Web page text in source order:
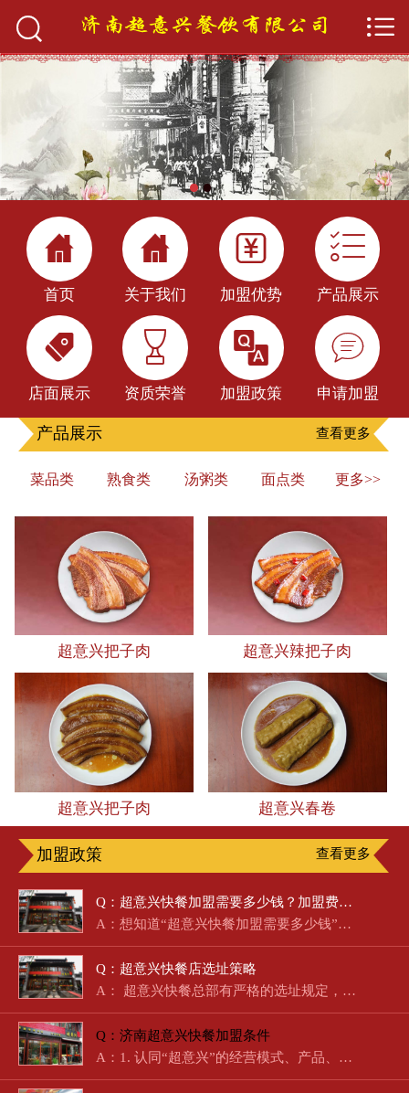
 首页
关于我们
产品展示
加盟优势
加盟政策
新闻中心
餐饮百科
申请加盟



首页

关于我们

加盟优势

产品展示

店面展示

资质荣誉

加盟政策

申请加盟
产品展示 查看更多
菜品类 熟食类 汤粥类 面点类 更多>>
超意兴把子肉 超意兴辣把子肉
超意兴把子肉 超意兴春卷
加盟政策 查看更多
Q：超意兴快餐加盟需要多少钱？加盟费明细及盈利分析
A：想知道“超意兴快餐加盟需要多少钱”？作为济南本土起步的国…
Q：超意兴快餐店选址策略
A： 超意兴快餐总部有严格的选址规定，总部…
Q：济南超意兴快餐加盟条件
A：1. 认同“超意兴”的经营模式、产品、经营理念。2. 在相关领…